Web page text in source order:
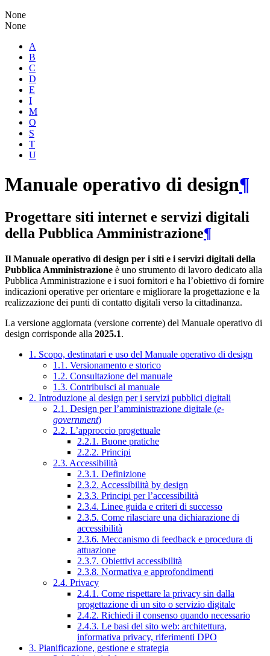
None
None
A
B
C
D
E
I
M
O
S
T
U
Manuale operativo di design¶
Progettare siti internet e servizi digitali
della Pubblica Amministrazione¶
Il Manuale operativo di design per i siti e i servizi digitali della
Pubblica Amministrazione è uno strumento di lavoro dedicato alla
Pubblica Amministrazione e i suoi fornitori e ha l’obiettivo di fornire
indicazioni operative per orientare e migliorare la progettazione e la
realizzazione dei punti di contatto digitali verso la cittadinanza.
La versione aggiornata (versione corrente) del Manuale operativo di
design corrisponde alla 2025.1.
1. Scopo, destinatari e uso del Manuale operativo di design
1.1. Versionamento e storico
1.2. Consultazione del manuale
1.3. Contribuisci al manuale
2. Introduzione al design per i servizi pubblici digitali
2.1. Design per l’amministrazione digitale (e-
government)
2.2. L’approccio progettuale
2.2.1. Buone pratiche
2.2.2. Principi
2.3. Accessibilità
2.3.1. Definizione
2.3.2. Accessibilità by design
2.3.3. Principi per l’accessibilità
2.3.4. Linee guida e criteri di successo
2.3.5. Come rilasciare una dichiarazione di
accessibilità
2.3.6. Meccanismo di feedback e procedura di
attuazione
2.3.7. Obiettivi accessibilità
2.3.8. Normativa e approfondimenti
2.4. Privacy
2.4.1. Come rispettare la privacy sin dalla
progettazione di un sito o servizio digitale
2.4.2. Richiedi il consenso quando necessario
2.4.3. Le basi del sito web: architettura,
informativa privacy, riferimenti DPO
3. Pianificazione, gestione e strategia